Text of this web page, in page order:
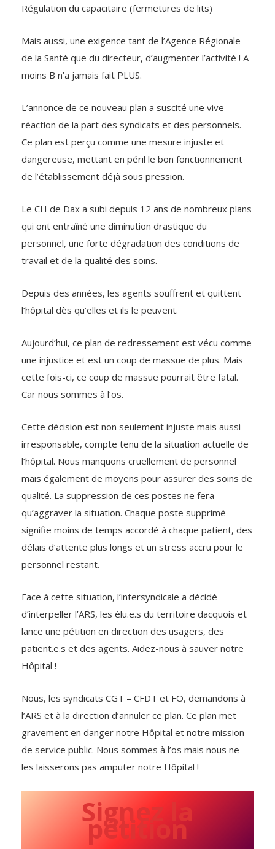
Régulation du capacitaire (fermetures de lits)
Mais aussi, une exigence tant de l’Agence Régionale
de la Santé que du directeur, d’augmenter l’activité ! A
moins B n’a jamais fait PLUS.
L’annonce de ce nouveau plan a suscité une vive
réaction de la part des syndicats et des personnels.
Ce plan est perçu comme une mesure injuste et
dangereuse, mettant en péril le bon fonctionnement
de l’établissement déjà sous pression.
Le CH de Dax a subi depuis 12 ans de nombreux plans
qui ont entraîné une diminution drastique du
personnel, une forte dégradation des conditions de
travail et de la qualité des soins.
Depuis des années, les agents souffrent et quittent
l’hôpital dès qu’elles et ils le peuvent.
Aujourd’hui, ce plan de redressement est vécu comme
une injustice et est un coup de massue de plus. Mais
cette fois-ci, ce coup de massue pourrait être fatal.
Car nous sommes à l’os.
Cette décision est non seulement injuste mais aussi
irresponsable, compte tenu de la situation actuelle de
l’hôpital. Nous manquons cruellement de personnel
mais également de moyens pour assurer des soins de
qualité. La suppression de ces postes ne fera
qu’aggraver la situation. Chaque poste supprimé
signifie moins de temps accordé à chaque patient, des
délais d’attente plus longs et un stress accru pour le
personnel restant.
Face à cette situation, l’intersyndicale a décidé
d’interpeller l’ARS, les élu.e.s du territoire dacquois et
lance une pétition en direction des usagers, des
patient.e.s et des agents. Aidez-nous à sauver notre
Hôpital !
Nous, les syndicats CGT – CFDT et FO, demandons à
l’ARS et à la direction d’annuler ce plan. Ce plan met
gravement en danger notre Hôpital et notre mission
de service public. Nous sommes à l’os mais nous ne
les laisserons pas amputer notre Hôpital !
Signez la
pétition